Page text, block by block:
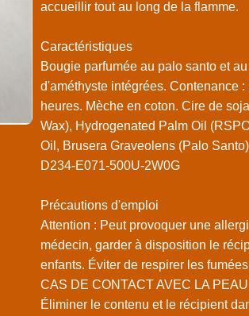
accueillir tout au long de la flamme.
Caractéristiques
Bougie parfumée au palo santo et
d'améthyste intégrées. Contenance
heures. Mèche en coton. Cire de
Wax), Hydrogenated Palm Oil
Oil, Brusera Graveolens (Palo
D234-E071-500U-2W0G
Précautions d'emploi
Attention : Peut provoquer une
médecin, garder à disposition le
enfants. Éviter de respirer les
CAS DE CONTACT AVEC LA
Éliminer le contenu et le récipient